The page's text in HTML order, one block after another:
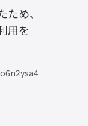
め、
用を